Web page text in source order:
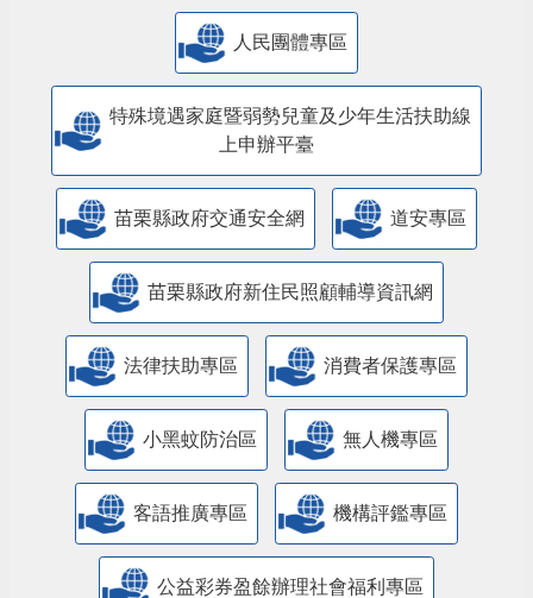
人民團體專區
特殊境遇家庭暨弱勢兒童及少年生活扶助線
上申辦平臺
苗栗縣政府交通安全網 道安專區
苗栗縣政府新住民照顧輔導資訊網
法律扶助專區 消費者保護專區
小黑蚊防治區 無人機專區
客語推廣專區 機構評鑑專區
公益彩券盈餘辦理社會福利專區